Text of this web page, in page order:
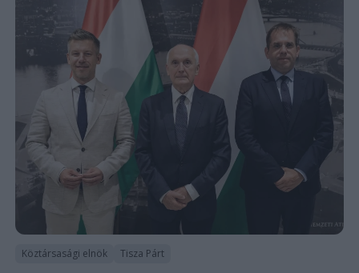
Köztársasági elnök Tisza Párt